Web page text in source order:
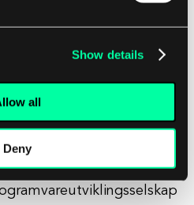
Show details
all
Deny
geografiske
og datastøttet design, noe
å levere banebrytende
som møter behovene til